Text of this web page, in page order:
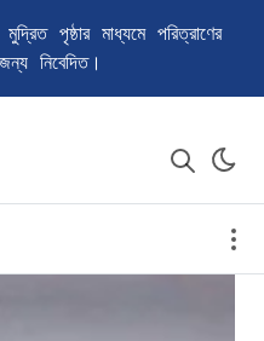
পৃষ্ঠার মাধ্যমে পরিত্রাণের
নিবেদিত।